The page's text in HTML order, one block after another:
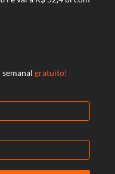
gratuito!